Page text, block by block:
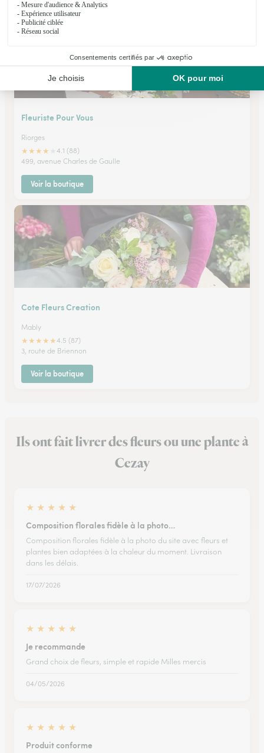
Fleuriste Pour Vous
Riorges
★★★★
4.1 (88)
499, avenue Charles de Gaulle
Voir la boutique
Cote Fleurs Creation
Mably
★★★★★4.5 (87)
3, route de Briennon
Voir la boutique
Ils ont fait livrer des fleurs ou une plante à
Cezay
★ ★ ★ ★ ★
Composition florales fidèle à la photo…
Composition florales fidèle à la photo du site avec fleurs et
plantes bien adaptées à la chaleur du moment. Livraison
dans les délais.
17/07/2026
★ ★ ★ ★ ★
Je recommande
Grand choix de fleurs, simple et rapide Milles mercis
04/05/2026
★ ★ ★ ★ ★
Produit conforme